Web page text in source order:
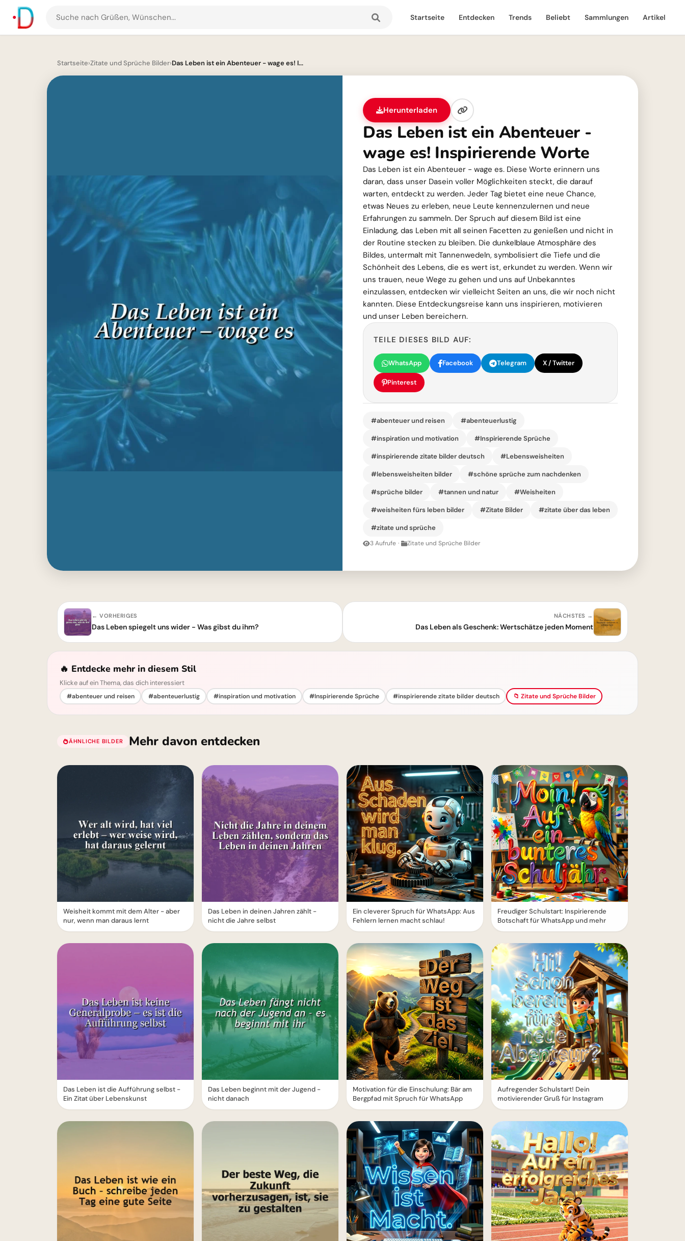
Suche
nach
und
Startseite Entdecken Trends Beliebt Sammlungen Artikel
Startseite›Zitate und Sprüche Bilder›Das Leben ist ein Abenteuer - wage es! I...
Herunterladen
Das Leben ist ein Abenteuer -
wage es! Inspirierende Worte
Das Leben ist ein Abenteuer - wage es. Diese Worte erinnern uns
daran, dass unser Dasein voller Möglichkeiten steckt, die darauf
warten, entdeckt zu werden. Jeder Tag bietet eine neue Chance,
etwas Neues zu erleben, neue Leute kennenzulernen und neue
Erfahrungen zu sammeln. Der Spruch auf diesem Bild ist eine
Einladung, das Leben mit all seinen Facetten zu genießen und nicht in
der Routine stecken zu bleiben. Die dunkelblaue Atmosphäre des
Bildes, untermalt mit Tannenwedeln, symbolisiert die Tiefe und die
Schönheit des Lebens, die es wert ist, erkundet zu werden. Wenn wir
uns trauen, neue Wege zu gehen und uns auf Unbekanntes
einzulassen, entdecken wir vielleicht Seiten an uns, die wir noch nicht
kannten. Diese Entdeckungsreise kann uns inspirieren, motivieren
und unser Leben bereichern.
TEILE DIESES BILD AUF:
WhatsApp Facebook Telegram X / Twitter
Pinterest
#abenteuer und reisen #abenteuerlustig
#inspiration und motivation #Inspirierende Sprüche
#inspirierende zitate bilder deutsch #Lebensweisheiten
#lebensweisheiten bilder #schöne sprüche zum nachdenken
#sprüche bilder #tannen und natur #Weisheiten
#weisheiten fürs leben bilder #Zitate Bilder #zitate über das leben
#zitate und sprüche
3 Aufrufe · Zitate und Sprüche Bilder
← VORHERIGES
Das Leben spiegelt uns wider - Was gibst du ihm?
NÄCHSTES →
Das Leben als Geschenk: Wertschätze jeden Moment
🔥 Entdecke mehr in diesem Stil
Klicke auf ein Thema, das dich interessiert
#abenteuer und reisen #abenteuerlustig #inspiration und motivation #Inspirierende Sprüche #inspirierende zitate bilder deutsch 📁 Zitate und Sprüche Bilder
ÄHNLICHE BILDER Mehr davon entdecken
Weisheit kommt mit dem Alter - aber
nur, wenn man daraus lernt
Das Leben ist die Aufführung selbst -
Ein Zitat über Lebenskunst
Das Leben in deinen Jahren zählt -
nicht die Jahre selbst
Das Leben beginnt mit der Jugend -
nicht danach
Ein cleverer Spruch für WhatsApp: Aus
Fehlern lernen macht schlau!
Motivation für die Einschulung: Bär am
Bergpfad mit Spruch für WhatsApp
Freudiger Schulstart: Inspirierende
Botschaft für WhatsApp und mehr
Aufregender Schulstart! Dein
motivierender Gruß für Instagram